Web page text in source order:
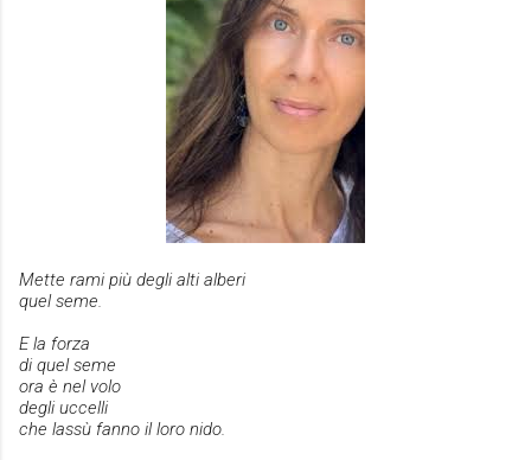
Mette rami più degli alti alberi
quel seme.
E la forza
di quel seme
ora è nel volo
degli uccelli
che lassù fanno il loro nido.